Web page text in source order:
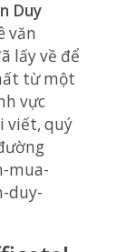
Duy
văn
lấy về để
từ một
vực
viết, quý
mua-
duy-